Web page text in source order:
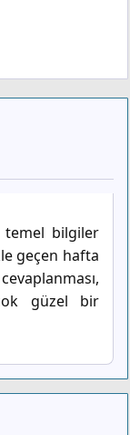
temel bilgiler
geçen hafta
güzel bir